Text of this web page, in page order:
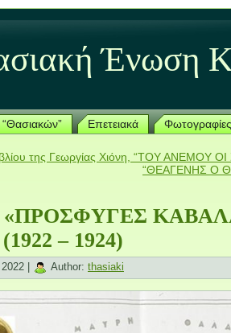
Ένωση
“Θασιακών” Επετειακά Φωτογραφίες
της Γεωργίας Χιόνη, “ΤΟΥ ΑΝΕΜΟΥ
“ΘΕΑΓΕΝΗΣ Ο
«ΠΡΟΣΦΥΓΕΣ
– 1924)
| Author: thasiaki